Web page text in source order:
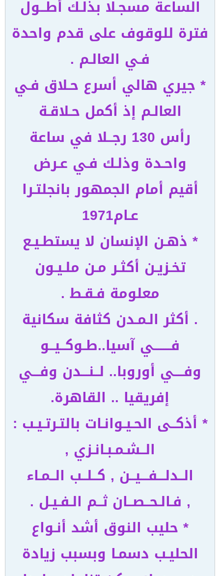
الساعة مسجـلا بذلـك أطــول
فترة للوقوف على قدم واحدة
فـي العالـم .
* جيري هالي أسرع حـلاق فـي
العالـم إذ أكمل حـلاقـة
رأس 130 رجــلا في ساعة
واحـدة وذلـك فـي عـرض
أقيم أمام الجمهور بانجلتـرا
عـام1971
* ذهـن الإنسان لا يستطـيـع
تخـزيـن أكثـر مـن ملـيـون
معلومة فـقـط .
. أكثر الـمـدن كثافة سكانية
فـــــــي آسيا..طـوكــيــو
وفــــي أوروبا.. لــنـــدن وفـــي
إفريقيا .. القاهرة.
* أذكــى الحـيـوانـات بالتـرتـيـب :
الــشـمـبـانـزي ,
الــدلـــفـــيــن , كــلــب الــمـاء
, فـالـحــصــان ثــم الـفـيـل .
* حليب النوق أشد أنـواع
الحليـب دسمـا وبسبب زيادة